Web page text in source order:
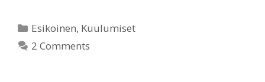
Categories
Esikoinen, Kuulumiset
2 Comments